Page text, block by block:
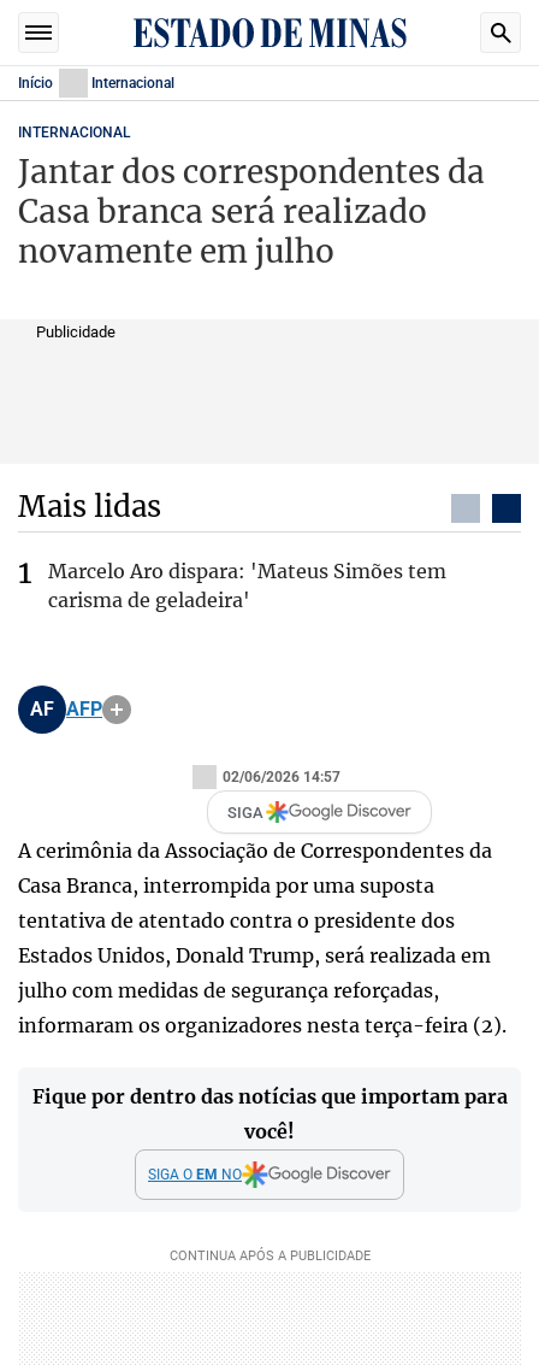
Início Internacional
INTERNACIONAL
Jantar dos correspondentes da
Casa branca será realizado
novamente em julho
Publicidade
Mais lidas
Marcelo Aro dispara: 'Mateus Simões tem
carisma de geladeira'
AF AFP
02/06/2026 14:57
SIGA
A cerimônia da Associação de Correspondentes da
Casa Branca, interrompida por uma suposta
tentativa de atentado contra o presidente dos
Estados Unidos, Donald Trump, será realizada em
julho com medidas de segurança reforçadas,
informaram os organizadores nesta terça-feira (2).
Fique por dentro das notícias que importam para
você!
SIGA O EM NO